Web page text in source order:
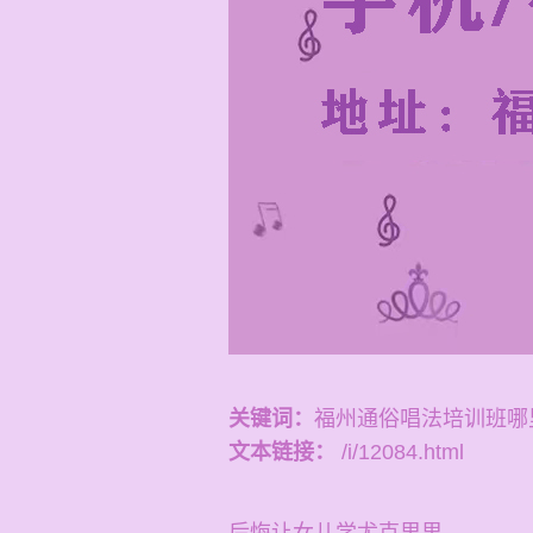
关键词： 福州通俗唱法培训班
文本链接：
/i/12084.html